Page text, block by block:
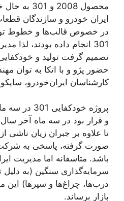
محصول 2008
ایران خودرو و سازندگان
در خصوص قالب‌ها و خطوط
301 انجام داده بودند، لذا
حضور پژو و با اتکا به توان
کارشناسان ایران‌خودرو،
تا علاوه بر جبران زیان ناشی
صورت گرفته، پاسخی به
باشد. متاسفانه اما مدیریت
سرمایه‌گذاری سنگین (به دلیل
درب‌ها، چراغ‌ها و سپرها) این
بازار برساند.